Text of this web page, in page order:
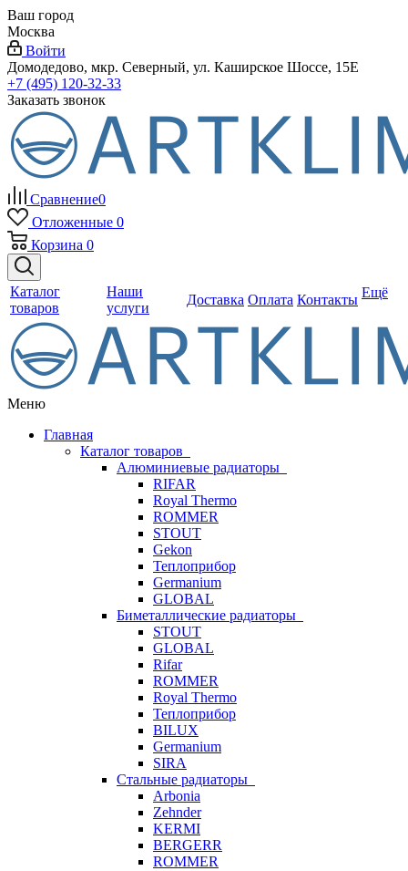
Ваш город
Москва
Войти
Домодедово, мкр. Северный, ул. Каширское Шоссе, 15Е
+7 (495) 120-32-33
Заказать звонок
Сравнение0
Отложенные 0
Корзина 0
Каталог
товаров
Наши
услуги
Доставка Оплата Контакты Ещё
Меню
Главная
Каталог товаров
Алюминиевые радиаторы
RIFAR
Royal Thermo
ROMMER
STOUT
Gekon
Теплоприбор
Germanium
GLOBAL
Биметаллические радиаторы
STOUT
GLOBAL
Rifar
ROMMER
Royal Thermo
Теплоприбор
BILUX
Germanium
SIRA
Стальные радиаторы
Arbonia
Zehnder
KERMI
BERGERR
ROMMER